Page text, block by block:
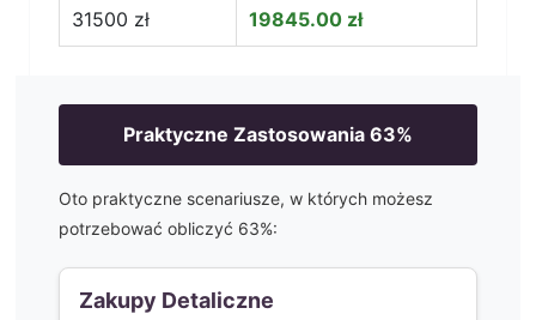
31500 zł 19845.00 zł
Praktyczne Zastosowania 63%
Oto praktyczne scenariusze, w których możesz
potrzebować obliczyć 63%:
Zakupy Detaliczne